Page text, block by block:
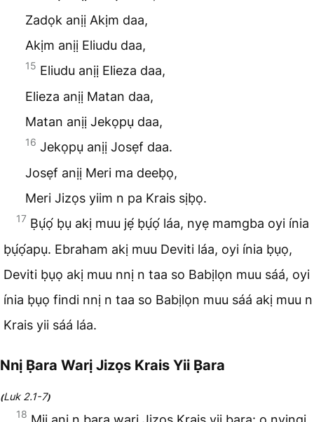
Zadọk anịị Akịm daa,
Akịm anịị Eliudu daa,
15 Eliudu anịị Elieza daa,
Elieza anịị Matan daa,
Matan anịị Jekọpụ daa,
16 Jekọpụ anịị Josẹf daa.
Josẹf anịị Meri ma deeḅọ,
Meri Jizọs yiim n pa Krais sịḅọ.
17 Ḅụ́ọ́ ḅụ akị muu jẹ́ ḅụ́ọ́ láa, nyẹ mamgba oyi ínia
ḅụ́ọ́apụ. Ebraham akị muu Deviti láa, oyi ínia ḅụọ,
Deviti ḅụọ akị muu nnị n taa so Babịlọn muu sáá, oyi
ínia ḅụọ findi nnị n taa so Babịlọn muu sáá akị muu n
Krais yii sáá láa.
Nnị Ḅara Warị Jizọs Krais Yii Ḅara
(Luk 2.1-7)
18